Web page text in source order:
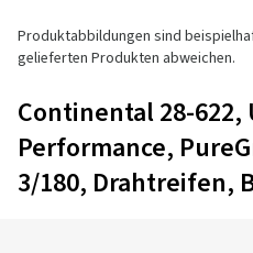
Produktabbildungen sind
gelieferten Produkten abweichen.
Continental 28-
Performance,
3/180, Drahtreifen,